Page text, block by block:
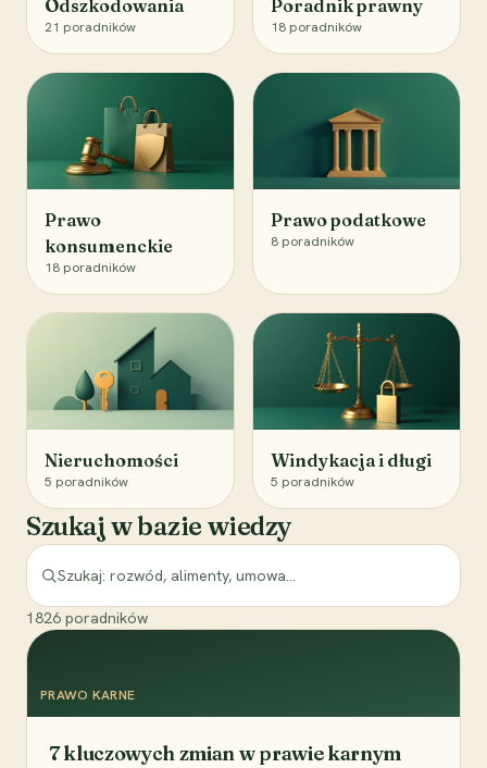
Odszkodowania
21 poradników
Poradnik prawny
18 poradników
Prawo
konsumenckie
18 poradników
Prawo podatkowe
8 poradników
Nieruchomości
5 poradników
Windykacja i długi
5 poradników
Szukaj w bazie wiedzy
1826 poradników
PRAWO KARNE
7 kluczowych zmian w prawie karnym